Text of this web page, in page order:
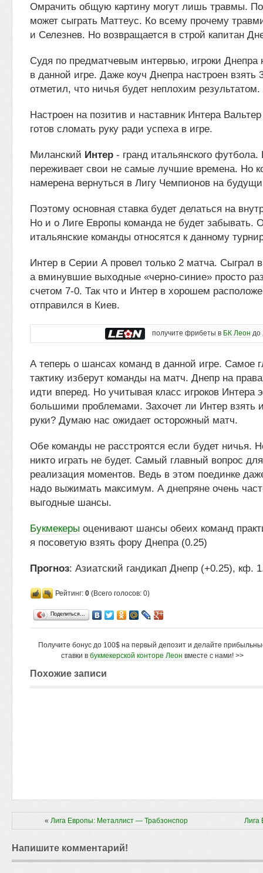
Омрачить общую картину могут лишь травмы.
может сыграть Маттеус. Ко всему прочему
и Селезнев. Но возвращается в строй капитан
Судя по предматчевым интервью, игроки Днепра
в данной игре. Даже коуч Днепра настроен взять
отметил, что ничья будет неплохим результатом.
Настроен на позитив и наставник Интера
готов сломать руку ради успеха в игре.
Миланский Интер - гранд итальянского
переживает свои не самые лучшие времена. Но
намерена вернуться в Лигу Чемпионов на
Поэтому основная ставка будет делаться на
Но и о Лиге Европы команда не будет забывать.
итальянские команды относятся к данному
Интер в Серии А провел только 2 матча. Сыграл
а вминувшие выходные «черно-синие» просто
счетом 7-0. Так что и Интер в хорошем
отправился в Киев.
получите фрибеты в БК Леон до
А теперь о шансах команд в данной игре. Самое
тактику изберут команды на матч. Днепр на
идти вперед. Но учитывая класс игроков Интера
большими проблемами. Захочет ли Интер взять
руки? Думаю нас ожидает осторожный матч.
Обе команды не расстроятся если будет ничья.
никто играть не будет. Самый главный вопрос
реализация моментов. Ведь в этом поединке
надо выжимать максимум. А днепряне очень
выгодные шансы.
Букмекеры оценивают шансы обеих команд
я посоветую взять фору Днепра (0.25)
Прогноз: Азиатский гандикап Днепр (+0.25), кф.
Рейтинг: 0 (Всего голосов: 0)
Поделиться…
Получите бонус до 100$ на первый депозит и делайте
ставки в букмекерской конторе Леон вместе с нами! >>
Похожие записи
« Лига Европы: Металлист — Трабзонспор Лига
Напишите комментарий!